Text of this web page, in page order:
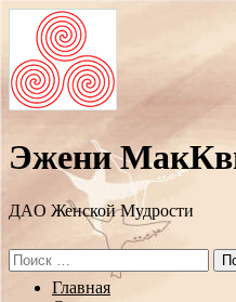
Эжени
ДAO Женской Мудрости
Search
for:
ПерейтиГлавная